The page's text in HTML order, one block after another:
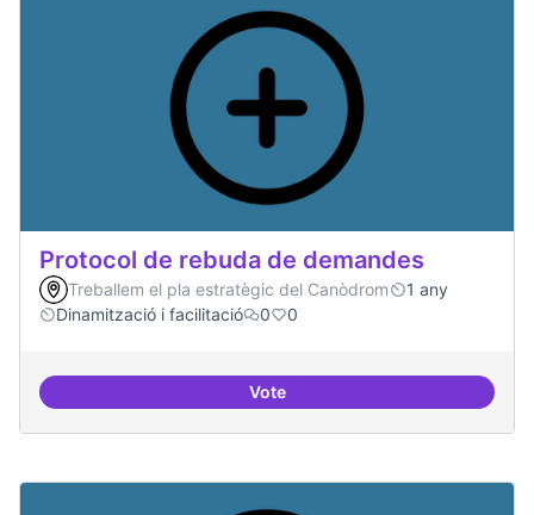
Protocol de rebuda de demandes
Treballem el pla estratègic del Canòdrom
1 any
Dinamització i facilitació
0 0
VoteProtocol de rebuda de demandes